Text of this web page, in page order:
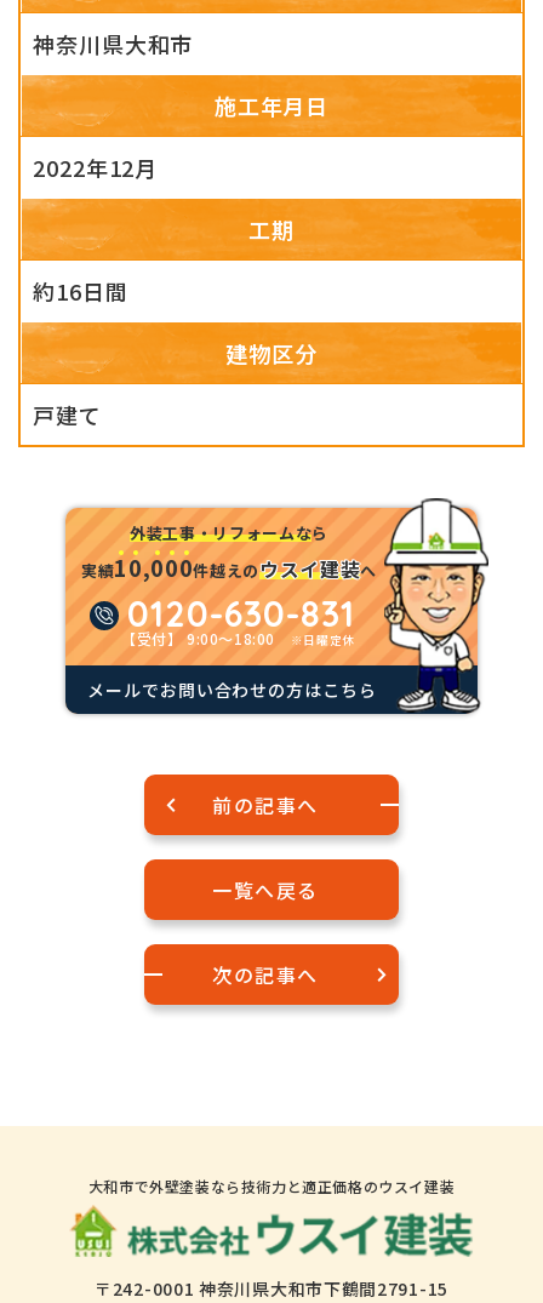
神奈川県大和市
施工年月日
2022年12月
工期
約16日間
建物区分
戸建て
外装工事・リフォームなら
実績10,000件越えのウスイ建装へ
0120-630-831
【受付】 9:00～18:00 ※日曜定休
メールでお問い合わせの方はこちら
前の記事へ
一覧へ戻る
次の記事へ
大和市で外壁塗装なら技術力と適正価格のウスイ建装
〒242-0001 神奈川県大和市下鶴間2791-15